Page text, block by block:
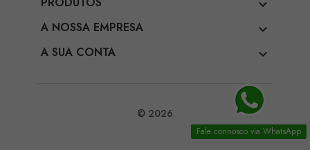

A NOSSA EMPRESA 
A SUA CONTA 
Fale connosco via WhatsApp
© 2026